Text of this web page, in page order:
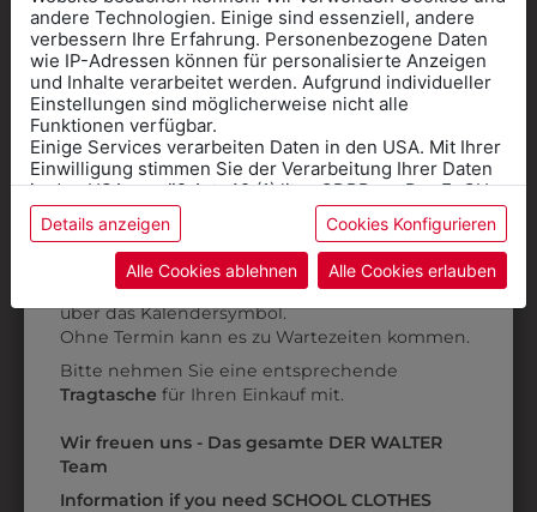
3003T001
T-SHIRT
€ 6,90
3003T620
T-SHIRT
€ 6,90
ZULETZT ANGESEHEN
andere Technologien. Einige sind essenziell, andere
verbessern Ihre Erfahrung. Personenbezogene Daten
wie IP-Adressen können für personalisierte Anzeigen
und Inhalte verarbeitet werden. Aufgrund individueller
Einstellungen sind möglicherweise nicht alle
Funktionen verfügbar.
Einige Services verarbeiten Daten in den USA. Mit Ihrer
Einwilligung stimmen Sie der Verarbeitung Ihrer Daten
in den USA gemäß Art. 49 (1) lit. a GDPR zu. Der EuGH
stuft die USA als Land mit unzureichendem Datenschutz
ein, und es besteht das Risiko, dass US-Behörden
Daten ohne Klagemöglichkeit für Europäer überwachen.
Datenschutzerklärungbzw. im
Details anzeigen Cookies Konfigurieren
Alle Cookies ablehnen Alle Cookies erlauben
Informationen wenn Sie
Kleidung
für die SCHULE
benötigen
Online Shop: Klick auf SCHULE in der
Kategorie und die richtige Schule auswählen.
AnprobeVorort im Geschäft: Termin buchen
über das Kalendersymbol.
Ohne Termin kann es zu Wartezeiten kommen.
Bitte nehmen Sie eine entsprechende
Tragtasche für Ihren Einkauf mit.
Wir freuen uns - Das gesamte DER WALTER
Team
Information if you need SCHOOL CLOTHES